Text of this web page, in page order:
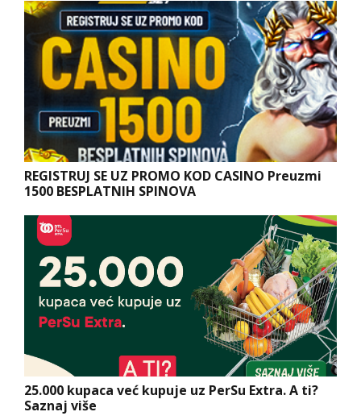
REGISTRUJ SE UZ PROMO KOD CASINO Preuzmi
1500 BESPLATNIH SPINOVA
25.000 kupaca već kupuje uz PerSu Extra. A ti?
Saznaj više